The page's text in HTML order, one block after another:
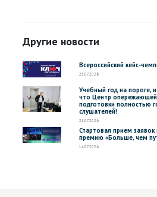
Другие новости
Всероссийский кейс-
23.07.2026
Учебный год на пороге,
что Центр
подготовки полностью
слушателей!
21.07.2026
Стартовал прием заявок
премию «Больше, чем
14.07.2026